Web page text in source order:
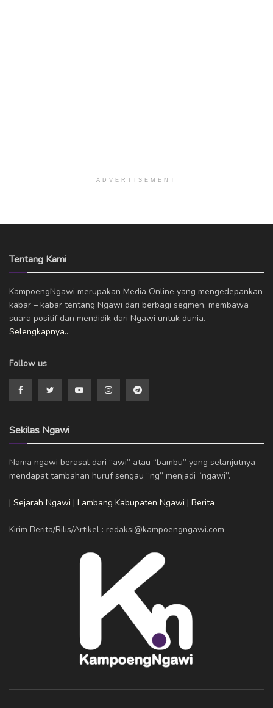
ADVERTISEMENT
Tentang Kami
KampoengNgawi merupakan Media Online yang mengedepankan
kabar – kabar tentang Ngawi dari berbagi segmen, membawa
suara positif dan mendidik dari Ngawi untuk dunia.
Selengkapnya..
Follow us
Sekilas Ngawi
Nama ngawi berasal dari “awi” atau “bambu” yang selanjutnya
mendapat tambahan huruf sengau “ng” menjadi “ngawi”.
| Sejarah Ngawi | Lambang Kabupaten Ngawi | Berita
___
Kirim Berita/Rilis/Artikel : redaksi@kampoengngawi.com